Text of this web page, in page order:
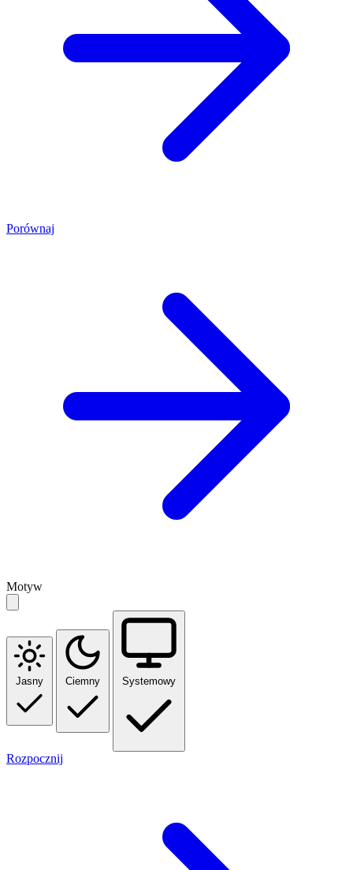
Porównaj
Motyw
Jasny Ciemny Systemowy
Rozpocznij